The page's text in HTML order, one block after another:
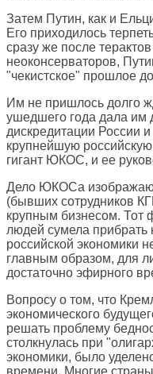
Затем Путин, как и
Его приходилось
сразу же после
неоконсерваторов,
"чекистское" прошлое
Им не пришлось долго
ушедшего года дала им
дискредитации России
крупнейшую
гигант ЮКОС, и ее
Дело ЮКОСа
(бывших сотрудников
крупным бизнесом. Тот
людей сумела прибрать
российской экономики
главным образом, для
достаточно эфирного
Вопросу о том, что
экономического
решать проблему
столкнулась при
экономики, было